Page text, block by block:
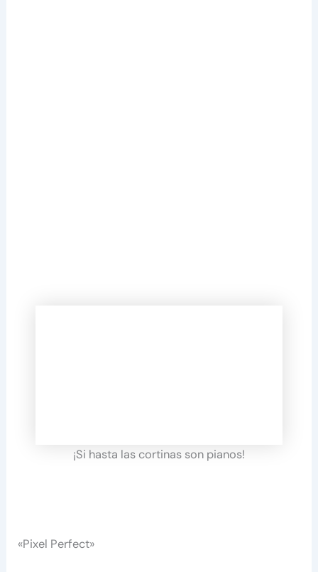
¡Si hasta las cortinas son pianos!
«Pixel Perfect»